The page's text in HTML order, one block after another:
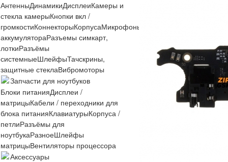
АнтенныДинамикиДисплеиКамеры и
стекла камерыКнопки вкл /
громкостиКоннекторыКорпусаМикрофоны
аккумулятораРазъемы симкарт,
лоткиРазъёмы
системныеШлейфыТачскрины,
защитные стеклаВибромоторы
Запчасти для ноутбуков
Блоки питанияДисплеи /
матрицыКабели / переходники для
блока питанияКлавиатурыКорпуса /
петлиРазъёмы для
ноутбукаРазноеШлейфы
матрицыВентиляторы процессора
Аксессуары